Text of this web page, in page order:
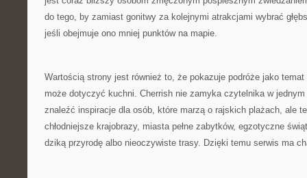
do tego, by zamiast gonitwy za kolejnymi atrakcjami wybrać
jeśli obejmuje ono mniej punktów na mapie.
Wartością strony jest również to, że pokazuje podróże jako
może dotyczyć kuchni. Cherrish nie zamyka czytelnika w
znaleźć inspiracje dla osób, które marzą o rajskich plażach, ale
chłodniejsze krajobrazy, miasta pełne zabytków, egzotyczne
dziką przyrodę albo nieoczywiste trasy. Dzięki temu serwis ma